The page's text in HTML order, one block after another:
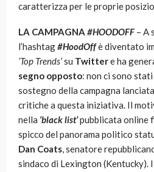
caratterizza per le proprie
LA CAMPAGNA #HOODOFF– A
l’hashtag#HoodOffè diventato
‘Top Trends’su Twittere ha
segno opposto: non ci sono
sostegno della campagna
critiche a questa iniziativa. Il
nella ‘black list’pubblicata online
spicco del panorama politico
Dan Coats, senatore
sindaco di Lexington (Kentucky).